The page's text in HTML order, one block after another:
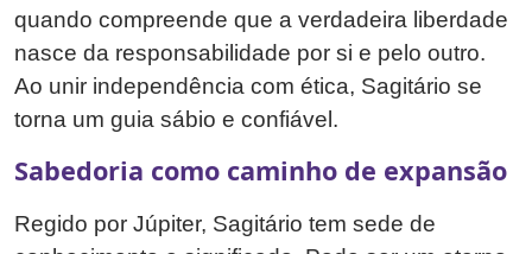
quando compreende que a verdadeira liberdade
nasce da responsabilidade por si e pelo outro.
Ao unir independência com ética, Sagitário se
torna um guia sábio e confiável.
Sabedoria como caminho de expansão
Regido por Júpiter, Sagitário tem sede de